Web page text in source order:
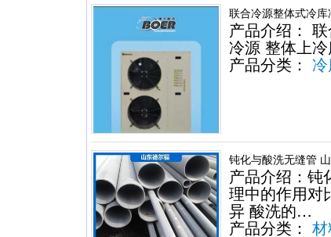
联合冷源整体式冷库
产品介绍：
冷源 整体上
产品分类：
钝化与酸洗无缝管
产品介绍：钝
理中的作用对
异 酸洗的…
产品分类：